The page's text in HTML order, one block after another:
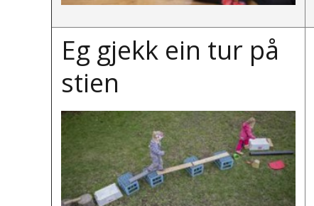
Eg gjekk ein tur på
stien